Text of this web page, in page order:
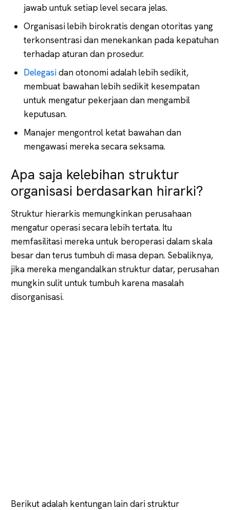
jawab untuk setiap level secara jelas.
Organisasi lebih birokratis dengan otoritas yang
terkonsentrasi dan menekankan pada kepatuhan
terhadap aturan dan prosedur.
Delegasidan otonomi adalah lebih sedikit,
membuat bawahan lebih sedikit kesempatan
untuk mengatur pekerjaan dan mengambil
keputusan.
Manajer mengontrol ketat bawahan dan
mengawasi mereka secara seksama.
Apa saja kelebihan struktur
organisasi berdasarkan hirarki?
Struktur hierarkis memungkinkan perusahaan
mengatur operasi secara lebih tertata. Itu
memfasilitasi mereka untuk beroperasi dalam skala
besar dan terus tumbuh di masa depan. Sebaliknya,
jika mereka mengandalkan struktur datar, perusahan
mungkin sulit untuk tumbuh karena masalah
disorganisasi.
Berikut adalah kentungan lain dari struktur